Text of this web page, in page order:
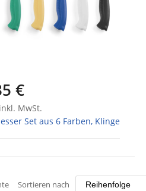
€
inkl. MwSt.
Set aus 6 Farben, Klinge
Sortieren nach